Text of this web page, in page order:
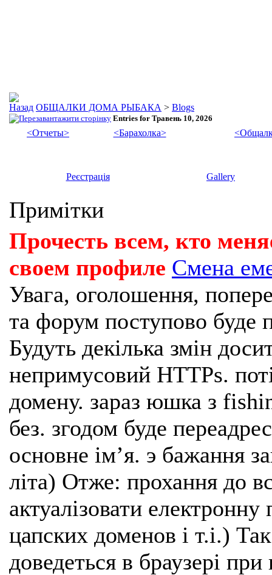
ОБЩАЛКИ ДОМА РЫБАКА > Blogs
Entries for Травень 10, 2026
<Отчеты> <Барахолка>
Реєстрація Gallery
Примітки
Прочесть всем, кто
своем профиле Смена
Увага, оголошення,
та форум поступово буде
Будуть декілька змін
непримусовий HTTPs.
домену. зараз юшка з
без. згодом буде
основне імʼя. э бажання
літа) Отже: прохання до
актуалізовати
цапских доменов і т.і.)
доведеться в браузері